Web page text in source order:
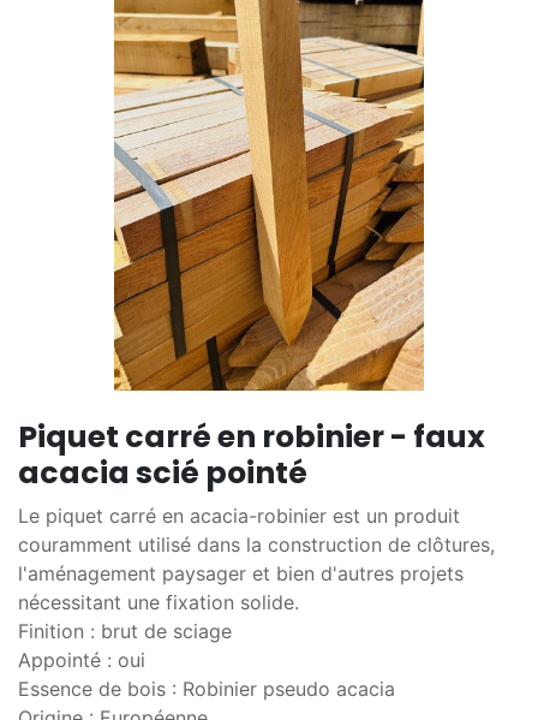
Piquet carré en robinier - faux
acacia scié pointé
Le piquet carré en acacia-robinier est un produit
couramment utilisé dans la construction de clôtures,
l'aménagement paysager et bien d'autres projets
nécessitant une fixation solide.
Finition : brut de sciage
Appointé : oui
Essence de bois : Robinier pseudo acacia